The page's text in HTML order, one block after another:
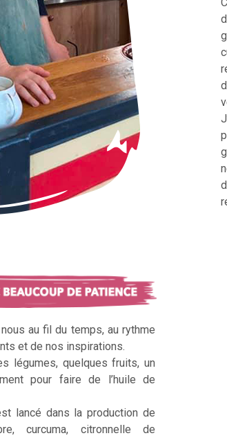
au fil du temps, au rythme
et de nos inspirations.
légumes, quelques fruits, un
pour faire de l’huile de
lancé dans la production de
curcuma, citronnelle de